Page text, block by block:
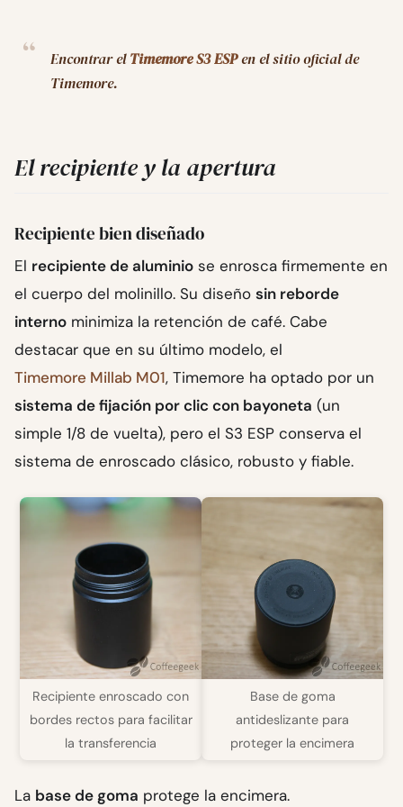
Encontrar elTimemore S3 ESPen el sitio oficial de
Timemore.
El recipiente y la apertura
Recipiente bien diseñado
El recipiente de aluminio se enrosca firmemente en
el cuerpo del molinillo. Su diseño sin reborde
interno minimiza la retención de café. Cabe
destacar que en su último modelo, el
Timemore Millab M01, Timemore ha optado por un
sistema de fijación por clic con bayoneta (un
simple 1/8 de vuelta), pero el S3 ESP conserva el
sistema de enroscado clásico, robusto y fiable.
Recipiente enroscado con
bordes rectos para facilitar
la transferencia
Base de goma
antideslizante para
proteger la encimera
La base de goma protege la encimera.